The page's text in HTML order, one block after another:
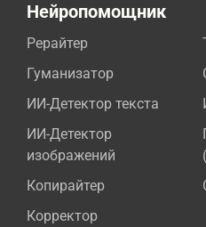
Нейропомощник
Рерайтер
Гуманизатор
ИИ-Детектор текста
ИИ-Детектор
изображений
Копирайтер
Корректор